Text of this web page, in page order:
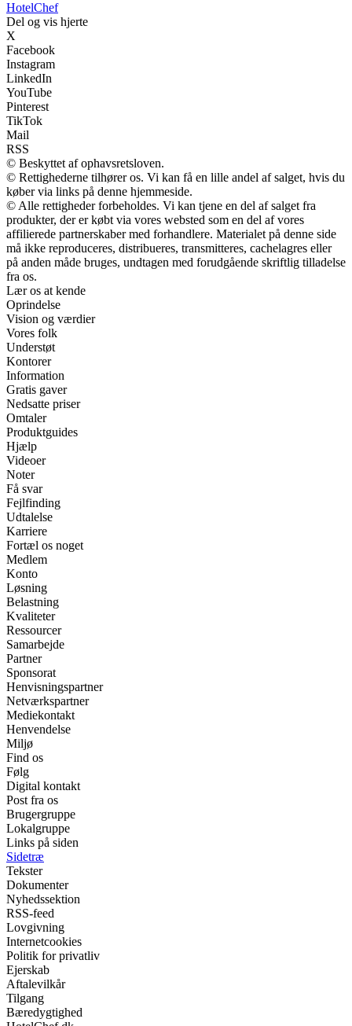
HotelChef
Del og vis hjerte
X
Facebook
Instagram
LinkedIn
YouTube
Pinterest
TikTok
Mail
RSS
© Beskyttet af ophavsretsloven.
© Rettighederne tilhører os. Vi kan få en lille andel af salget, hvis du
køber via links på denne hjemmeside.
© Alle rettigheder forbeholdes. Vi kan tjene en del af salget fra
produkter, der er købt via vores websted som en del af vores
affilierede partnerskaber med forhandlere. Materialet på denne side
må ikke reproduceres, distribueres, transmitteres, cachelagres eller
på anden måde bruges, undtagen med forudgående skriftlig tilladelse
fra os.
Lær os at kende
Oprindelse
Vision og værdier
Vores folk
Understøt
Kontorer
Information
Gratis gaver
Nedsatte priser
Omtaler
Produktguides
Hjælp
Videoer
Noter
Få svar
Fejlfinding
Udtalelse
Karriere
Fortæl os noget
Medlem
Konto
Løsning
Belastning
Kvaliteter
Ressourcer
Samarbejde
Partner
Sponsorat
Henvisningspartner
Netværkspartner
Mediekontakt
Henvendelse
Miljø
Find os
Følg
Digital kontakt
Post fra os
Brugergruppe
Lokalgruppe
Links på siden
Sidetræ
Tekster
Dokumenter
Nyhedssektion
RSS-feed
Lovgivning
Internetcookies
Politik for privatliv
Ejerskab
Aftalevilkår
Tilgang
Bæredygtighed